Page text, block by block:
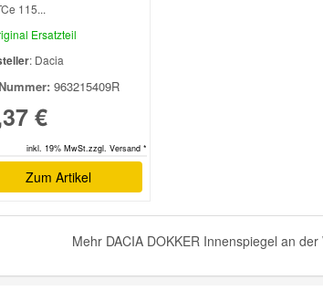
115...
Ersatzteil
: Dacia
963215409R
€
inkl. 19% MwSt.zzgl. Versand *
Zum Artikel
Mehr DACIA DOKKER Innenspiegel an